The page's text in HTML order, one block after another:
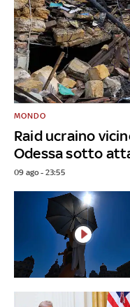
Raid ucraino
Odessa sotto
MONDO
09 ago - 23:55